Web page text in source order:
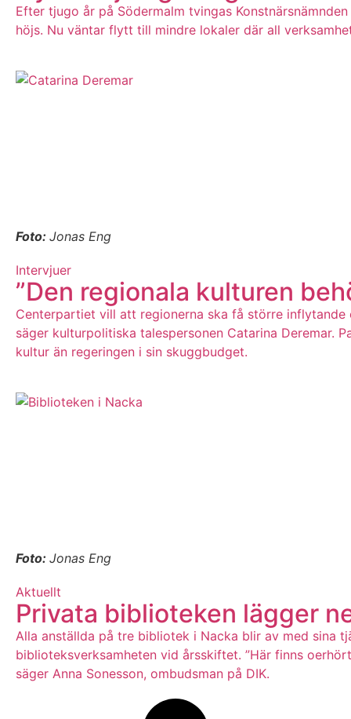
Efter tjugo år på Södermalm tvingas
höjs. Nu väntar flytt till mindre lokaler där all
Foto: Jonas Eng
Intervjuer
”Den regionala kulturen
Centerpartiet vill att regionerna ska få större
säger kulturpolitiska talespersonen Catarina Deremar.
kultur än regeringen i sin skuggbudget.
Foto: Jonas Eng
Aktuellt
Privata biblioteken lägger
Alla anställda på tre bibliotek i Nacka blir av med sina
biblioteksverksamheten vid årsskiftet. ”Här finns
säger Anna Sonesson, ombudsman på DIK.